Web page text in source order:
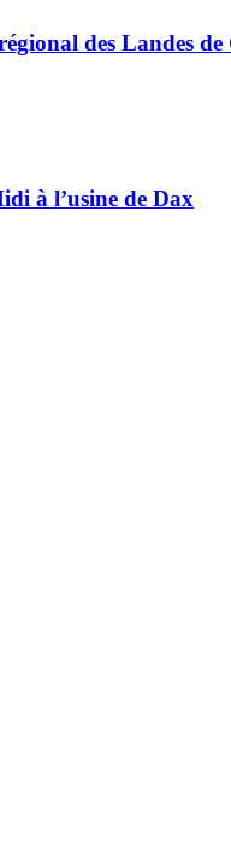
des Landes de
à l’usine de Dax